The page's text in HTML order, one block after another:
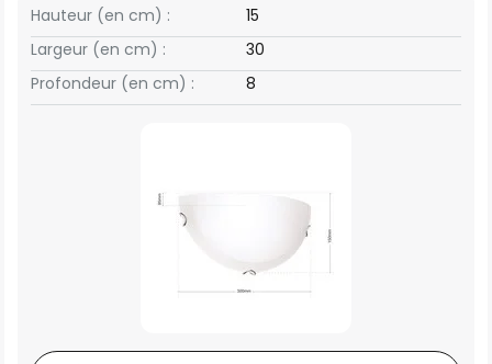
Largeur (en cm) : 30
Hauteur (en cm) : 15
Profondeur (en cm) : 8